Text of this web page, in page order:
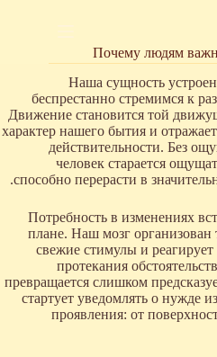
Почему людям
Наша сущность
беспрестанно стремимся к
Движение становится той
характер нашего бытия и
действительности. Без
человек старается
способно перерасти в
Потребность в изменениях
плане. Наш мозг организован
свежие стимулы и
протекания
превращается слишком
стартует уведомлять о нужде
проявления: от